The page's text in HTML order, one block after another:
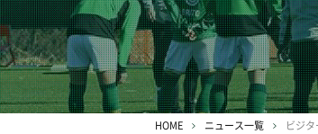
HOME ニュース一覧